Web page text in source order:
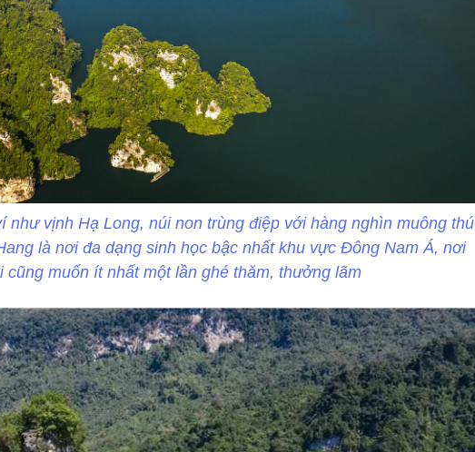
như vịnh Hạ Long, núi non trùng điệp với hàng nghìn muông thú
là nơi đa dạng sinh học bậc nhất khu vực Đông Nam Á, nơi
cũng muốn ít nhất một lần ghé thăm, thưởng lãm